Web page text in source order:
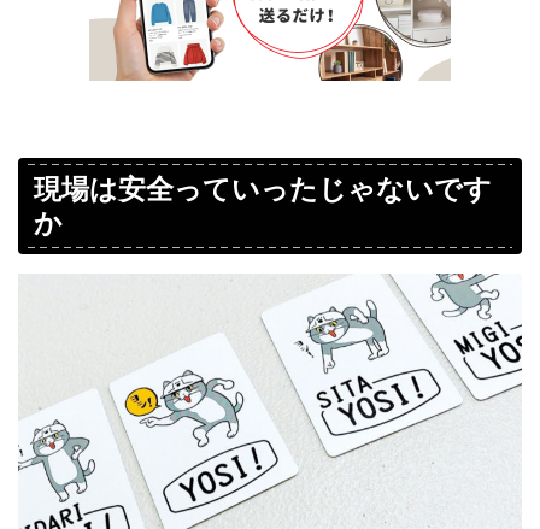
現場は安全っていったじゃないです
か